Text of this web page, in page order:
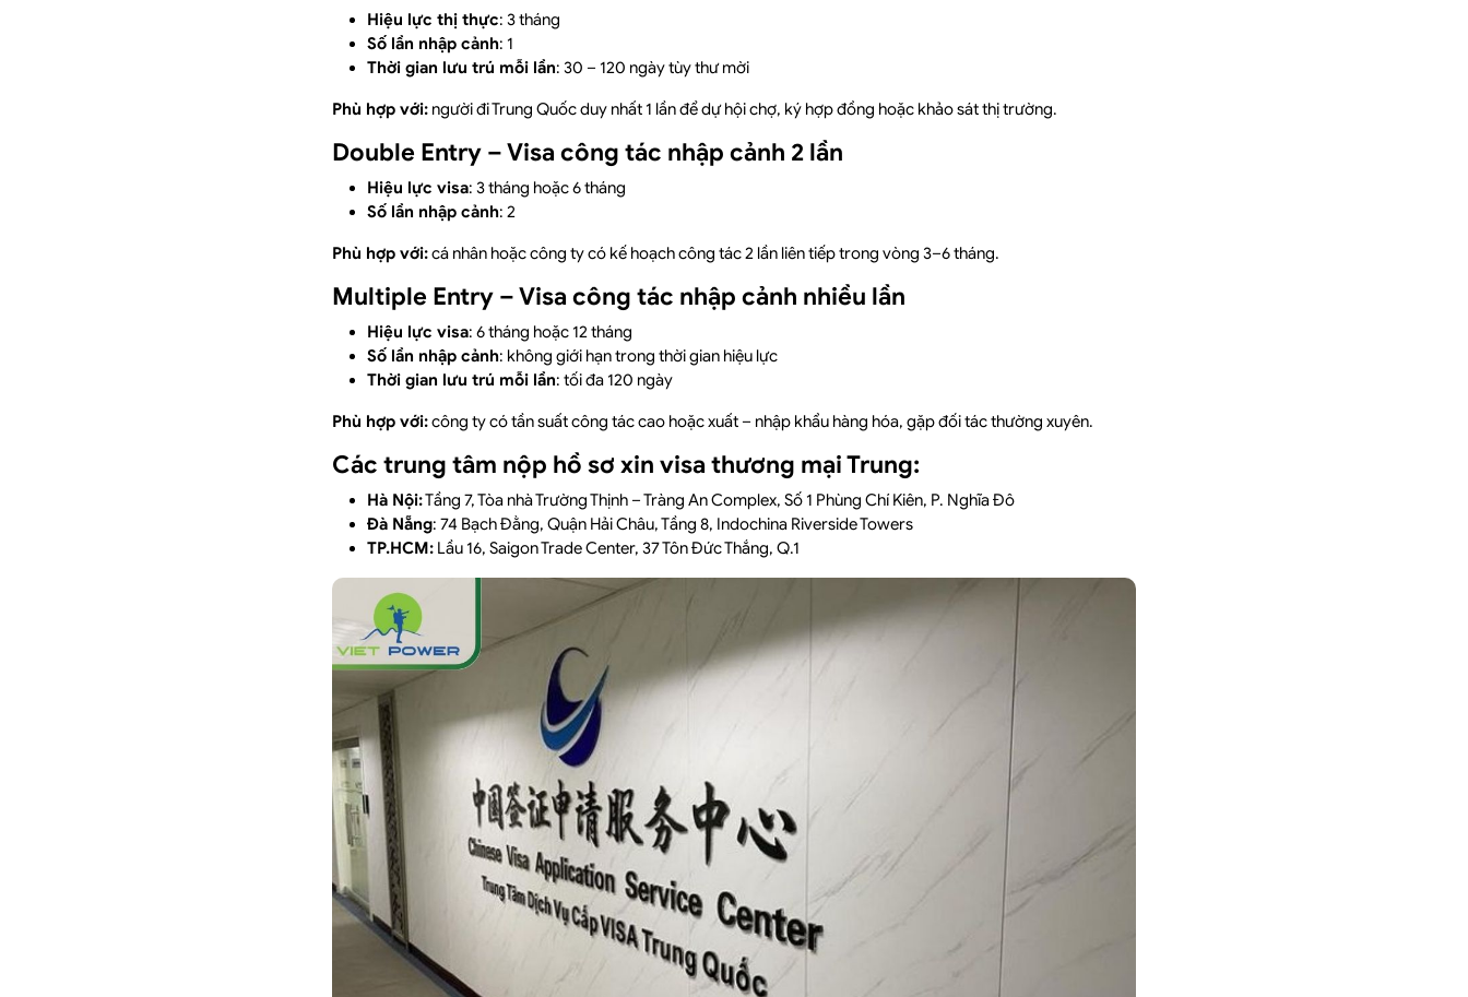
Hiệu lực thị thực: 3 tháng
Số lần nhập cảnh: 1
Thời gian lưu trú mỗi lần: 30 – 120 ngày tùy thư mời
Phù hợp với: người đi Trung Quốc duy nhất 1 lần để dự hội chợ, ký hợp đồng hoặc khảo sát thị trường.
Double Entry – Visa công tác nhập cảnh 2 lần
Hiệu lực visa: 3 tháng hoặc 6 tháng
Số lần nhập cảnh: 2
Phù hợp với:cá nhân hoặc công ty có kế hoạch công tác 2 lần liên tiếp trong vòng 3–6 tháng.
Multiple Entry – Visa công tác nhập cảnh nhiều lần
Hiệu lực visa: 6 tháng hoặc 12 tháng
Số lần nhập cảnh: không giới hạn trong thời gian hiệu lực
Thời gian lưu trú mỗi lần: tối đa 120 ngày
Phù hợp với:công ty có tần suất công tác cao hoặc xuất – nhập khẩu hàng hóa, gặp đối tác thường xuyên.
Các trung tâm nộp hồ sơ xin visa thương mại Trung:
Hà Nội:Tầng 7, Tòa nhà Trường Thịnh – Tràng An Complex, Số 1 Phùng Chí Kiên, P. Nghĩa Đô
Đà Nẵng: 74 Bạch Đằng, Quận Hải Châu, Tầng 8, Indochina Riverside Towers
TP.HCM: Lầu 16, Saigon Trade Center, 37 Tôn Đức Thắng, Q.1